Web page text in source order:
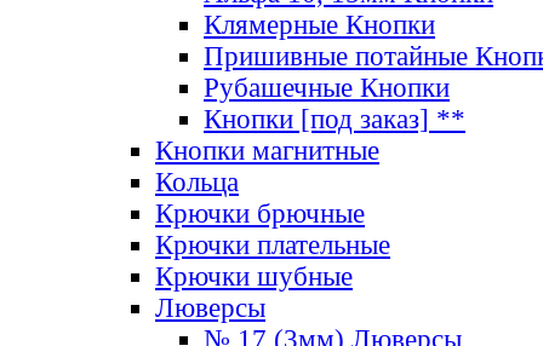
Клямерные Кнопки
Пришивные потайные
Рубашечные Кнопки
Кнопки [под заказ] **
Кнопки магнитные
Кольца
Крючки брючные
Крючки плательные
Крючки шубные
Люверсы
№ 17 (3мм) Люверсы